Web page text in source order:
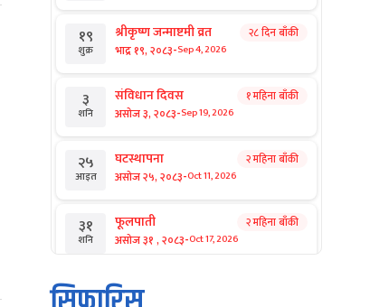
१९
शुक्र
श्रीकृष्ण जन्माष्टमी व्रत
भाद्र १९, २०८३-Sep 4, 2026
२८ दिन बाँकी
३
शनि
संविधान दिवस
असोज ३, २०८३-Sep 19, 2026
१ महिना बाँकी
२५
आइत
घटस्थापना
असोज २५, २०८३-Oct 11, 2026
२ महिना बाँकी
३१
शनि
फूलपाती
असोज ३१ , २०८३-Oct 17, 2026
२ महिना बाँकी
१
आइत
कार्तिक सङ्क्रान्ति
कार्तिक १, २०८३